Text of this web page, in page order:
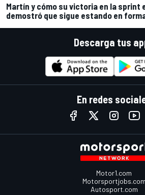
Martín y cómo su victoria en la sprint
demostró que sigue estando en
Descarga tus
En redes
Motor1.com
Motorsportjobs.com
Autosport.com